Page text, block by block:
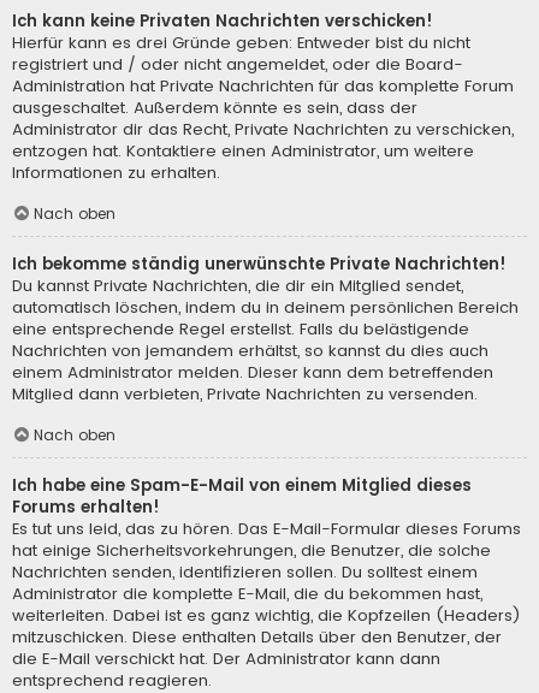
Ich kann keine Privaten Nachrichten verschicken!
Hierfür kann es drei Gründe geben: Entweder bist du nicht
registriert und / oder nicht angemeldet, oder die Board-
Administration hat Private Nachrichten für das komplette Forum
ausgeschaltet. Außerdem könnte es sein, dass der
Administrator dir das Recht, Private Nachrichten zu verschicken,
entzogen hat. Kontaktiere einen Administrator, um weitere
Informationen zu erhalten.
Nach oben
Ich bekomme ständig unerwünschte Private Nachrichten!
Du kannst Private Nachrichten, die dir ein Mitglied sendet,
automatisch löschen, indem du in deinem persönlichen Bereich
eine entsprechende Regel erstellst. Falls du belästigende
Nachrichten von jemandem erhältst, so kannst du dies auch
einem Administrator melden. Dieser kann dem betreffenden
Mitglied dann verbieten, Private Nachrichten zu versenden.
Nach oben
Ich habe eine Spam-E-Mail von einem Mitglied dieses
Forums erhalten!
Es tut uns leid, das zu hören. Das E-Mail-Formular dieses Forums
hat einige Sicherheitsvorkehrungen, die Benutzer, die solche
Nachrichten senden, identifizieren sollen. Du solltest einem
Administrator die komplette E-Mail, die du bekommen hast,
weiterleiten. Dabei ist es ganz wichtig, die Kopfzeilen (Headers)
mitzuschicken. Diese enthalten Details über den Benutzer, der
die E-Mail verschickt hat. Der Administrator kann dann
entsprechend reagieren.